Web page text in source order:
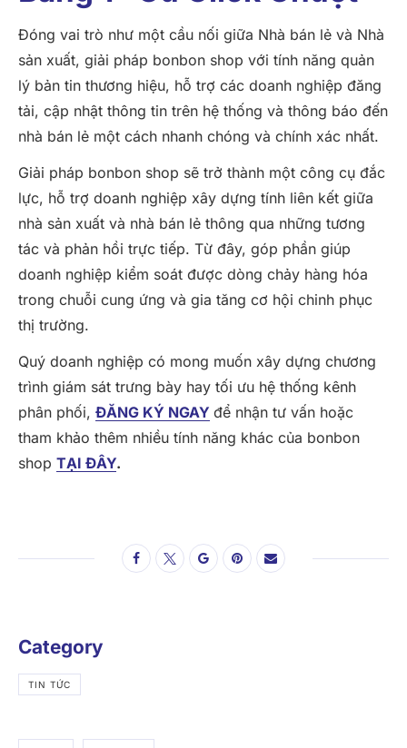
Đóng vai trò như một cầu nối giữa Nhà bán lẻ và Nhà
sản xuất, giải pháp bonbon shop với tính năng quản
lý bản tin thương hiệu, hỗ trợ các doanh nghiệp đăng
tải, cập nhật thông tin trên hệ thống và thông báo đến
nhà bán lẻ một cách nhanh chóng và chính xác nhất.
Giải pháp bonbon shop sẽ trở thành một công cụ đắc
lực, hỗ trợ doanh nghiệp xây dựng tính liên kết giữa
nhà sản xuất và nhà bán lẻ thông qua những tương
tác và phản hồi trực tiếp. Từ đây, góp phần giúp
doanh nghiệp kiểm soát được dòng chảy hàng hóa
trong chuỗi cung ứng và gia tăng cơ hội chinh phục
thị trường.
Quý doanh nghiệp có mong muốn xây dựng chương
trình giám sát trưng bày hay tối ưu hệ thống kênh
phân phối, ĐĂNG KÝ NGAY để nhận tư vấn hoặc
tham khảo thêm nhiều tính năng khác của bonbon
shop TẠI ĐÂY.
Category
TIN TỨC